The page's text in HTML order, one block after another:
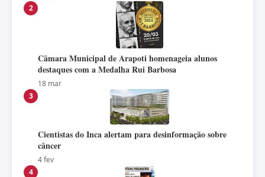
2
Câmara Municipal de Arapoti homenageia alunos
destaques com a Medalha Rui Barbosa
18 mar
3
Cientistas do Inca alertam para desinformação sobre
câncer
4 fev
4